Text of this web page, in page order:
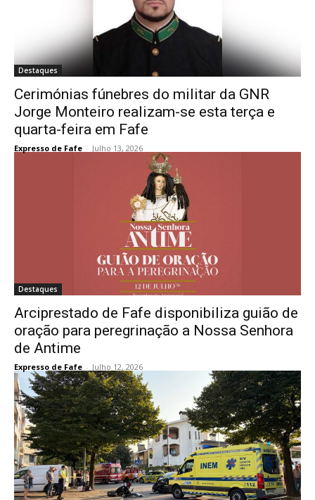
Destaques
Cerimónias fúnebres do militar da GNR
Jorge Monteiro realizam-se esta terça e
quarta-feira em Fafe
Expresso de Fafe - Julho 13, 2026
Destaques
Arciprestado de Fafe disponibiliza guião de
oração para peregrinação a Nossa Senhora
de Antime
Expresso de Fafe - Julho 12, 2026